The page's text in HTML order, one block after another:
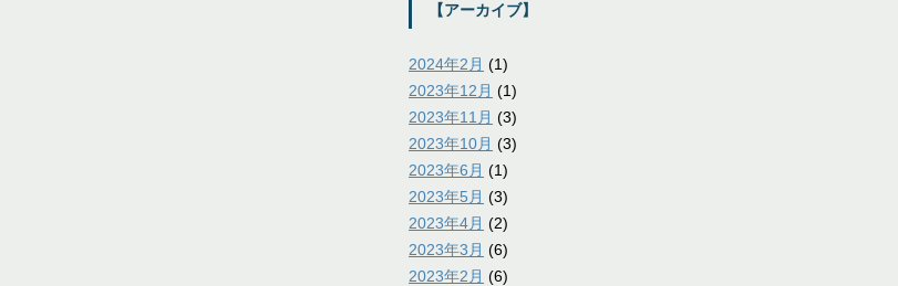
【アーカイブ】
2024年2月 (1)
2023年12月 (1)
2023年11月 (3)
2023年10月 (3)
2023年6月 (1)
2023年5月 (3)
2023年4月 (2)
2023年3月 (6)
2023年2月 (6)